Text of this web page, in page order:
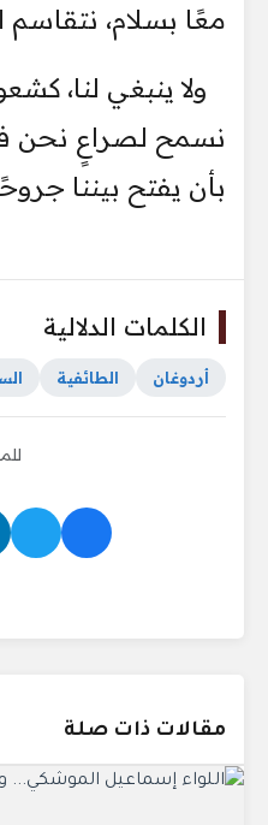
معًا بسلام، نتقاسم
ولا ينبغي لنا،
نسمح لصراعٍ نحن
بأن يفتح بيننا
الكلمات الدلالية
أردوغان الطائفية
مقالات ذات صلة